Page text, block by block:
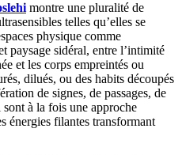
montre une pluralité de
telles qu’elles se
physique comme
paysage sidéral, entre l’intimité
et les corps empreintés ou
dilués, ou des habits découpés
de signes, de passages, de
à la fois une approche
énergies filantes transformant